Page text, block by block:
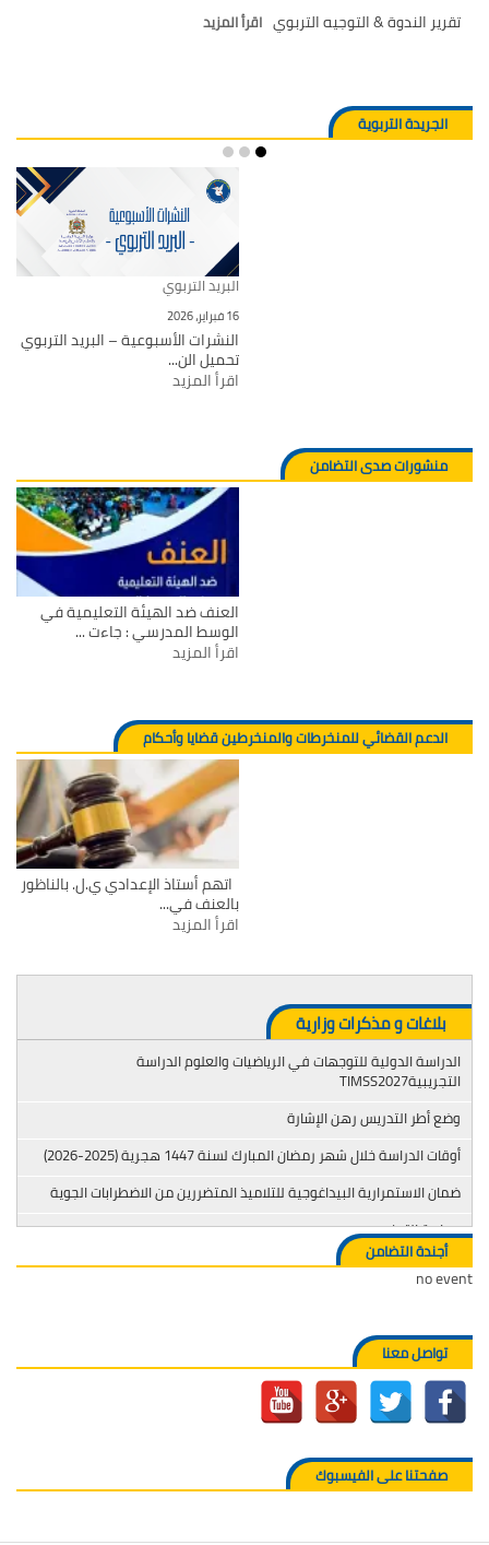
تقرير الندوة & التوجيه التربوي اقرأ المزيد
الجريدة التربوية
البريد التربوي
16 فبراير، 2026
النشرات الأسبوعية – البريد التربوي
تحميل الن...
اقرأ المزيد
منشورات صدى التضامن
العنف ضد الهيئة التعليمية في
الوسط المدرسي : جاءت ...
اقرأ المزيد
الدعم القضائي للمنخرطات والمنخرطين قضايا وأحكام
اتهم أستاذ الإعدادي ي.ل. بالناظور
بالعنف في...
اقرأ المزيد
بلاغات و مذكرات وزارية
الدراسة الدولية للتوجهات في الرياضيات والعلوم الدراسة
التجريبيةTIMSS2027
وضع أطر التدريس رهن الإشارة
أوقات الدراسة خلال شهر رمضان المبارك لسنة 1447 هجرية (2025-2026)
ضمان الاستمرارية البيداغوجية للتلاميذ المتضررين من الاضطرابات الجوية
محاربة التدخين
أجندة التضامن
no event
تواصل معنا
صفحتنا على الفيسبوك